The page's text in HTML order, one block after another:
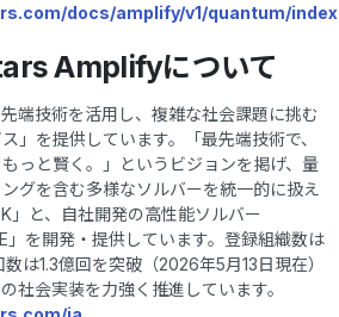
docs/amplify/v1/quantum/
Amplifyについて
端技術を活用し、複雑な社会課題に挑む
」を提供しています。「最先端技術で、
っと賢く。」というビジョンを掲げ、量
グを含む多様なソルバーを統一的に扱え
」と、自社開発の高性能ソルバー
」を開発・提供しています。登録組織数は
は1.3億回を突破（2026年5月13日現在）
社会実装を力強く推進しています。